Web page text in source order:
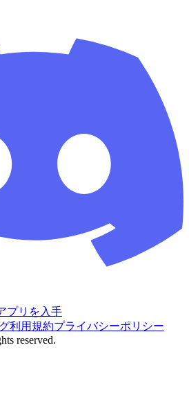
プリを入手
利用規約プライバシーポリシー
reserved.